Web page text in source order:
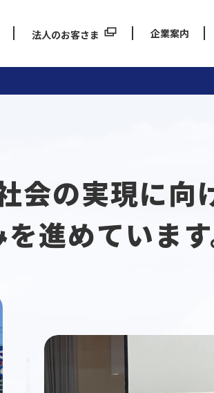
法人のお客さま 企業案内
会の実現に向
進めています